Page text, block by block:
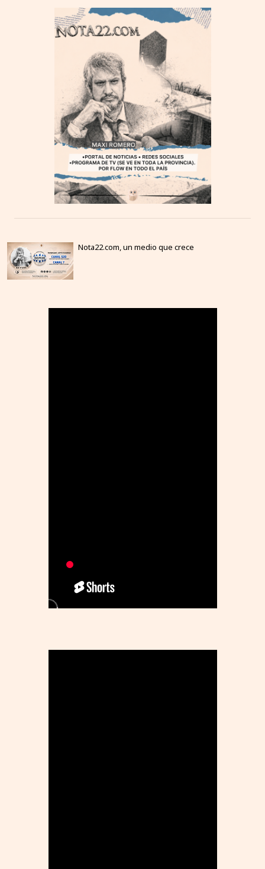
Nota22.com, un medio que crece